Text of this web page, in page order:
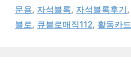
문용, 자석블록, 자석블록후기 ,
블로 , 큐블로매직112, 활동카드